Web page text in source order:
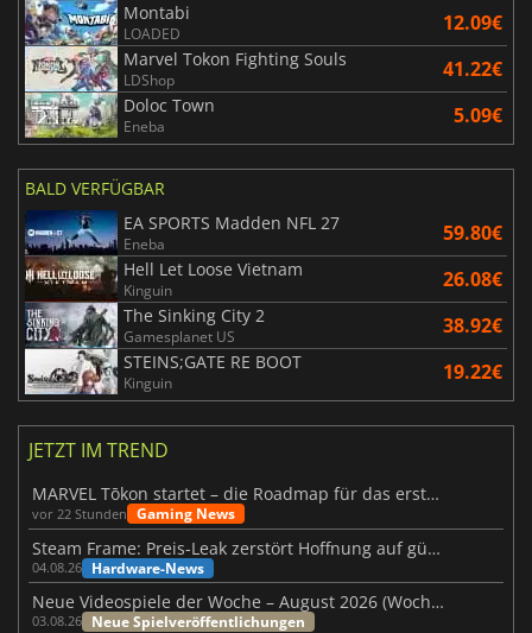
Montabi
LOADED 12.09€
Marvel Tokon Fighting Souls
LDShop 41.22€
Doloc Town
Eneba 5.09€
BALD VERFÜGBAR
EA SPORTS Madden NFL 27
Eneba 59.80€
Hell Let Loose Vietnam
Kinguin 26.08€
The Sinking City 2
Gamesplanet US 38.92€
STEINS;GATE RE BOOT
Kinguin 19.22€
JETZT IM TREND
MARVEL Tōkon startet – die Roadmap für das erste Jahr wurde vorgestellt
vor 22 Stunden Gaming News
Steam Frame: Preis-Leak zerstört Hoffnung auf günstiges VR-Headset
04.08.26 Hardware-News
Neue Videospiele der Woche – August 2026 (Woche 32)
03.08.26 Neue Spielveröffentlichungen